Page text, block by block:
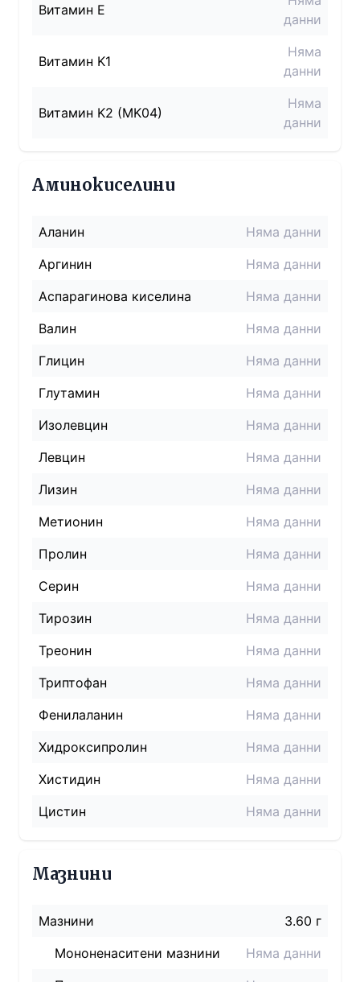
Витамин E
данни
Витамин K1
Няма
данни
Витамин K2 (MK04)
Няма
данни
Аминокиселини
Аланин
Няма данни
Аргинин
Няма данни
Аспарагинова киселина
Няма данни
Валин
Няма данни
Глицин
Няма данни
Глутамин
Няма данни
Изолевцин
Няма данни
Левцин
Няма данни
Лизин
Няма данни
Метионин
Няма данни
Пролин
Няма данни
Серин
Няма данни
Тирозин
Няма данни
Треонин
Няма данни
Триптофан
Няма данни
Фенилаланин
Няма данни
Хидроксипролин
Няма данни
Хистидин
Няма данни
Цистин
Няма данни
Мазнини
Мазнини
3.60 г
Мононенаситени мазнини
Няма данни